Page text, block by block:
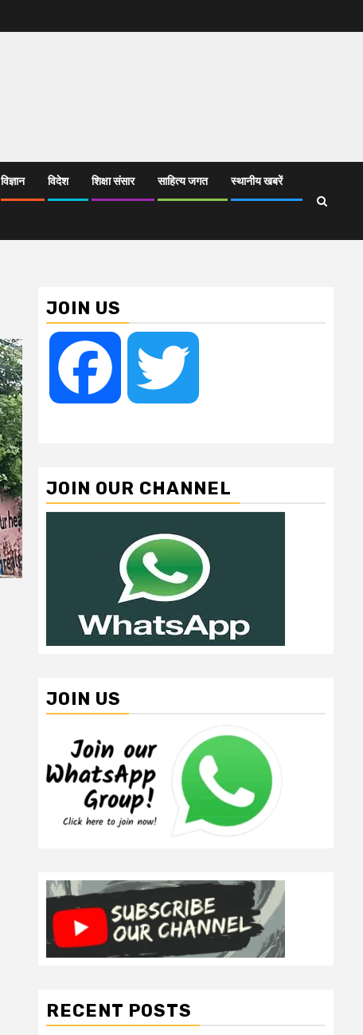
विज्ञान विदेश शिक्षा संसार साहित्य जगत स्थानीय खबरें
JOIN US
Facebook
JOIN OUR CHANNEL
JOIN US
RECENT POSTS